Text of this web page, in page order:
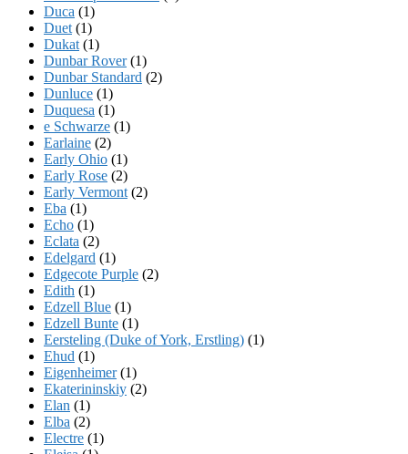
Duca (1)
Duet (1)
Dukat (1)
Dunbar Rover(1)
Dunbar Standard (2)
Dunluce (1)
Duquesa (1)
e Schwarze (1)
Earlaine (2)
Early Ohio (1)
Early Rose (2)
Early Vermont (2)
Eba (1)
Echo (1)
Eclata (2)
Edelgard (1)
Edgecote Purple (2)
Edith (1)
Edzell Blue (1)
Edzell Bunte (1)
Eersteling (Duke of York, Erstling) (1)
Ehud (1)
Eigenheimer(1)
Ekaterininskiy (2)
Elan (1)
Elba (2)
Electre (1)